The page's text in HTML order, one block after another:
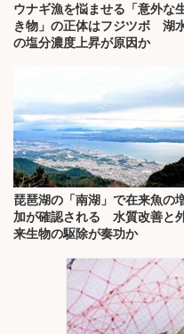
ウナギ漁を悩ませる「意外な
き物」の正体はフジツボ 湖
の塩分濃度上昇が原因か
琵琶湖の「南湖」で在来魚の
加が確認される 水質改善と
来生物の駆除が奏功か